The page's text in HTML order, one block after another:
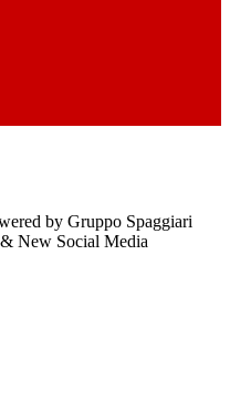
by Gruppo Spaggiari
New Social Media